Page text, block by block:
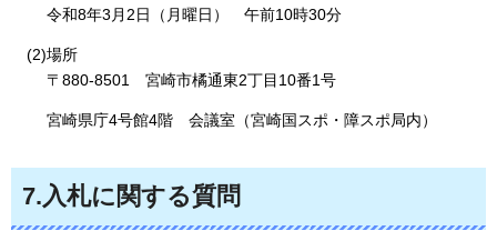
令和8年3月2日（月曜日）
午前10時30分
(2)場所
〒880-8501
宮崎市橘通東2丁目10番1号
宮崎県庁4号館4階 会議室（宮崎国スポ・障スポ局内）
7.入札に関する質問